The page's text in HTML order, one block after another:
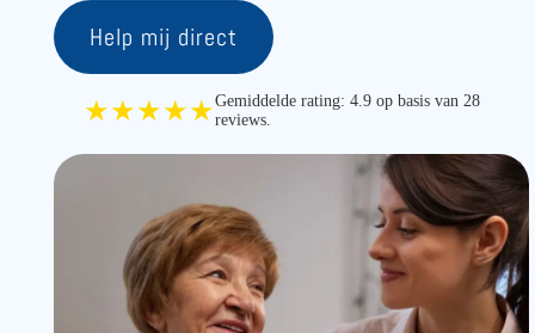
Help mij direct
★★★★★Gemiddelde rating: 4.9 op basis van 28
reviews.